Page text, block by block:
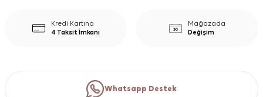
Kredi Kartına
4 Taksit İmkanı
Mağazada
Değişim
Whatsapp Destek